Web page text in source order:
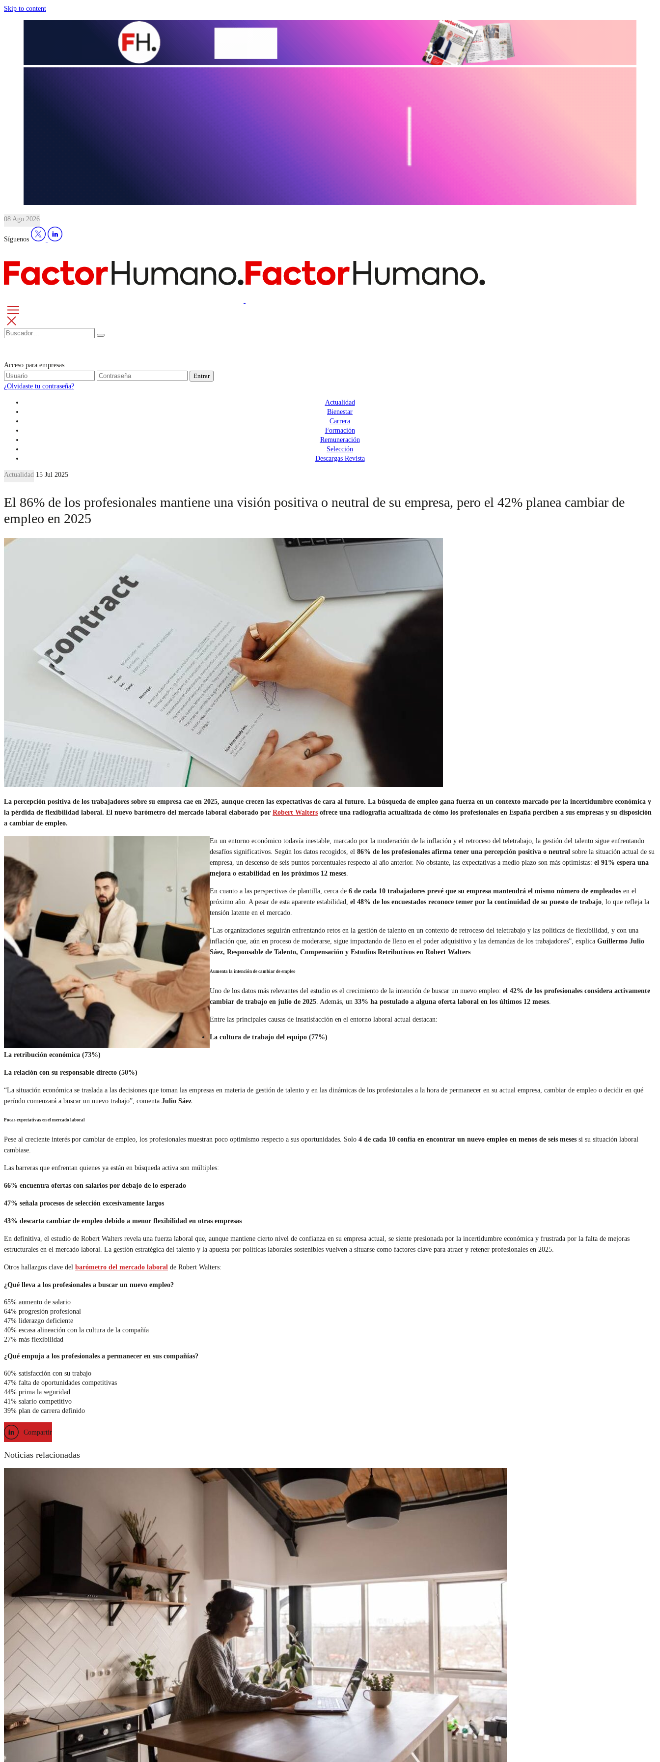
Skip to content
08 Ago 2026
Síguenos
Acceso para empresas
Entrar
¿Olvidaste tu contraseña?
Actualidad
Bienestar
Carrera
Formación
Remuneración
Selección
Descargas Revista
Actualidad 15 Jul 2025
El 86% de los profesionales mantiene una visión positiva o neutral de su empresa, pero el 42% planea cambiar de
empleo en 2025
La percepción positiva de los trabajadores sobre su empresa cae en 2025, aunque crecen las expectativas de cara al futuro. La búsqueda de empleo gana fuerza en un contexto marcado por la incertidumbre económica y
la pérdida de flexibilidad laboral. El nuevo barómetro del mercado laboral elaborado por Robert Walters ofrece una radiografía actualizada de cómo los profesionales en España perciben a sus empresas y su disposición
a cambiar de empleo.
En un entorno económico todavía inestable, marcado por la moderación de la inflación y el retroceso del teletrabajo, la gestión del talento sigue enfrentando
desafíos significativos. Según los datos recogidos, el 86% de los profesionales afirma tener una percepción positiva o neutral sobre la situación actual de su
empresa, un descenso de seis puntos porcentuales respecto al año anterior. No obstante, las expectativas a medio plazo son más optimistas: el 91% espera una
mejora o estabilidad en los próximos 12 meses
En cuanto a las perspectivas de plantilla, cerca de 6 de cada 10 trabajadores prevé que su empresa mantendrá el mismo número de empleados en el
próximo año. A pesar de esta aparente estabilidad, el 48% de los encuestados reconoce temer por la continuidad de su puesto de trabajo , lo que refleja la
tensión latente en el mercado.
“Las organizaciones seguirán enfrentando retos en la gestión de talento en un contexto de retroceso del teletrabajo y las políticas de flexibilidad, y con una
inflación que, aún en proceso de moderarse, sigue impactando de lleno en el poder adquisitivo y las demandas de los trabajadores”, explica Guillermo Julio
Sáez, Responsable de Talento, Compensación y Estudios Retributivos en Robert Walters
Aumenta la intención de cambiar de empleo
Uno de los datos más relevantes del estudio es el crecimiento de la intención de buscar un nuevo empleo: el 42% de los profesionales considera activamente
cambiar de trabajo en julio de 2025 . Además, un 33% ha postulado a alguna oferta laboral en los últimos 12 meses
Entre las principales causas de insatisfacción en el entorno laboral actual destacan:
La cultura de trabajo del equipo (77%)
La retribución económica (73%)
La relación con su responsable directo (50%)
“La situación económica se traslada a las decisiones que toman las empresas en materia de gestión de talento y en las dinámicas de los profesionales a la hora de permanecer en su actual empresa, cambiar de empleo o decidir en qué
período comenzará a buscar un nuevo trabajo”, comenta Julio Sáez
Pocas expectativas en el mercado laboral
Pese al creciente interés por cambiar de empleo, los profesionales muestran poco optimismo respecto a sus oportunidades. Solo 4 de cada 10 confía en encontrar un nuevo empleo en menos de seis meses si su situación laboral
cambiase.
Las barreras que enfrentan quienes ya están en búsqueda activa son múltiples:
66% encuentra ofertas con salarios por debajo de lo esperado
47% señala procesos de selección excesivamente largos
43% descarta cambiar de empleo debido a menor flexibilidad en otras empresas
En definitiva, el estudio de Robert Walters revela una fuerza laboral que, aunque mantiene cierto nivel de confianza en su empresa actual, se siente presionada por la incertidumbre económica y frustrada por la falta de mejoras
estructurales en el mercado laboral. La gestión estratégica del talento y la apuesta por políticas laborales sostenibles vuelven a situarse como factores clave para atraer y retener profesionales en 2025.
Otros hallazgos clave del barómetro del mercado laboral de Robert Walters:
¿Qué lleva a los profesionales a buscar un nuevo empleo?
65% aumento de salario
64% progresión profesional
47% liderazgo deficiente
40% escasa alineación con la cultura de la compañía
27% más flexibilidad
¿Qué empuja a los profesionales a permanecer en sus compañías?
60% satisfacción con su trabajo
47% falta de oportunidades competitivas
44% prima la seguridad
41% salario competitivo
39% plan de carrera definido
Compartir
Noticias relacionadas